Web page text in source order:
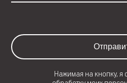
Нажимая на кнопку, я